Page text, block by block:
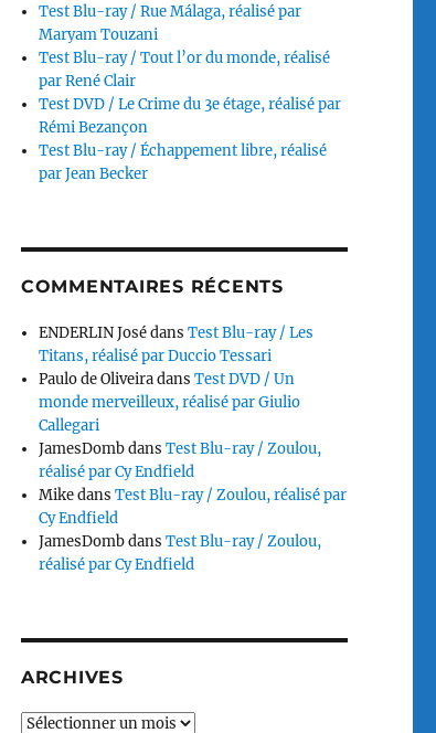
Test Blu-ray / Rue Málaga, réalisé par
Maryam Touzani
Test Blu-ray / Tout l’or du monde, réalisé
par René Clair
Test DVD / Le Crime du 3e étage, réalisé par
Rémi Bezançon
Test Blu-ray / Échappement libre, réalisé
par Jean Becker
COMMENTAIRES RÉCENTS
ENDERLIN JosédansTest Blu-ray / Les
Titans, réalisé par Duccio Tessari
Paulo de OliveiradansTest DVD / Un
monde merveilleux, réalisé par Giulio
Callegari
JamesDombdansTest Blu-ray / Zoulou,
réalisé par Cy Endfield
MikedansTest Blu-ray / Zoulou, réalisé par
Cy Endfield
JamesDombdansTest Blu-ray / Zoulou,
réalisé par Cy Endfield
ARCHIVES
Archives